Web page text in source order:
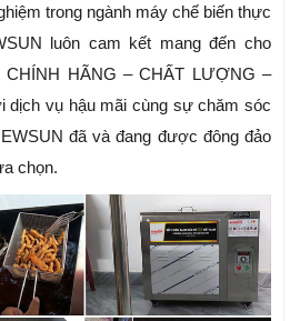
trong ngành máy chế biến thực
luôn cam kết mang đến cho
CHÍNH HÃNG – CHẤT LƯỢNG –
dịch vụ hậu mãi cùng sự chăm sóc
đã và đang được đông đảo
chọn.